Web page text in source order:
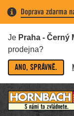
Doprava zdarma
Je Praha - Černý
prodejna?
ANO, SPRÁVNĚ.